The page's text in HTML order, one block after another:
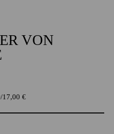
VON
17,00 €